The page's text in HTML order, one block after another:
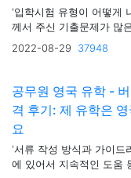
'입학시험 유형이 어떻게
께서 주신 기출문제가 많
2022-08-29
37948
공무원 영국 유학 -
격 후기: 제 유학은
요
'서류 작성 방식과 가이드
에 있어서 지속적인 도움